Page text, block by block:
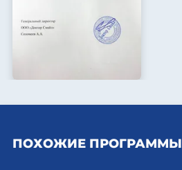
ПОХОЖИЕ ПРОГРАММЫ